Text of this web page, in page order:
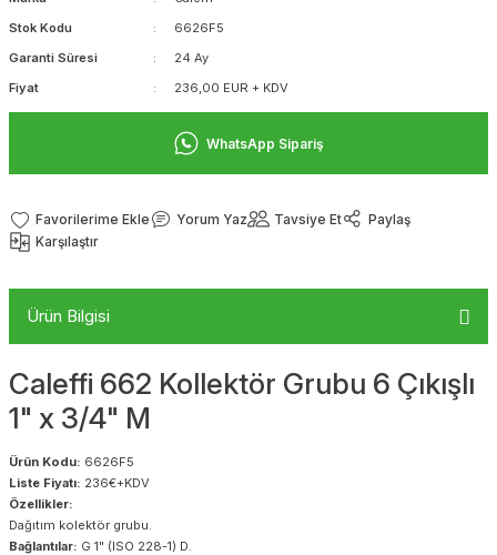
Stok Kodu
6626F5
Garanti Süresi
24 Ay
Fiyat
236,00 EUR + KDV
WhatsApp Sipariş
Yorum Yaz Tavsiye Et
Paylaş
Karşılaştır
Ürün Bilgisi
Caleffi 662 Kollektör Grubu 6 Çıkışlı
1" x 3/4" M
Ürün Kodu: 6626F5
Liste Fiyatı: 236€+KDV
Özellikler:
Dağıtım kolektör grubu.
Bağlantılar: G 1" (ISO 228-1) D.